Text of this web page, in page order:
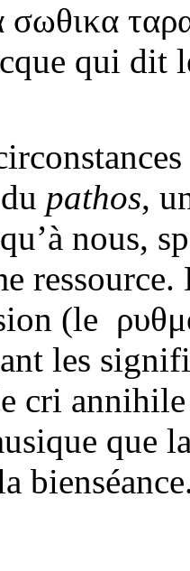
qui dit
pathos,
nous,
ressource.
(le
les
cri
que